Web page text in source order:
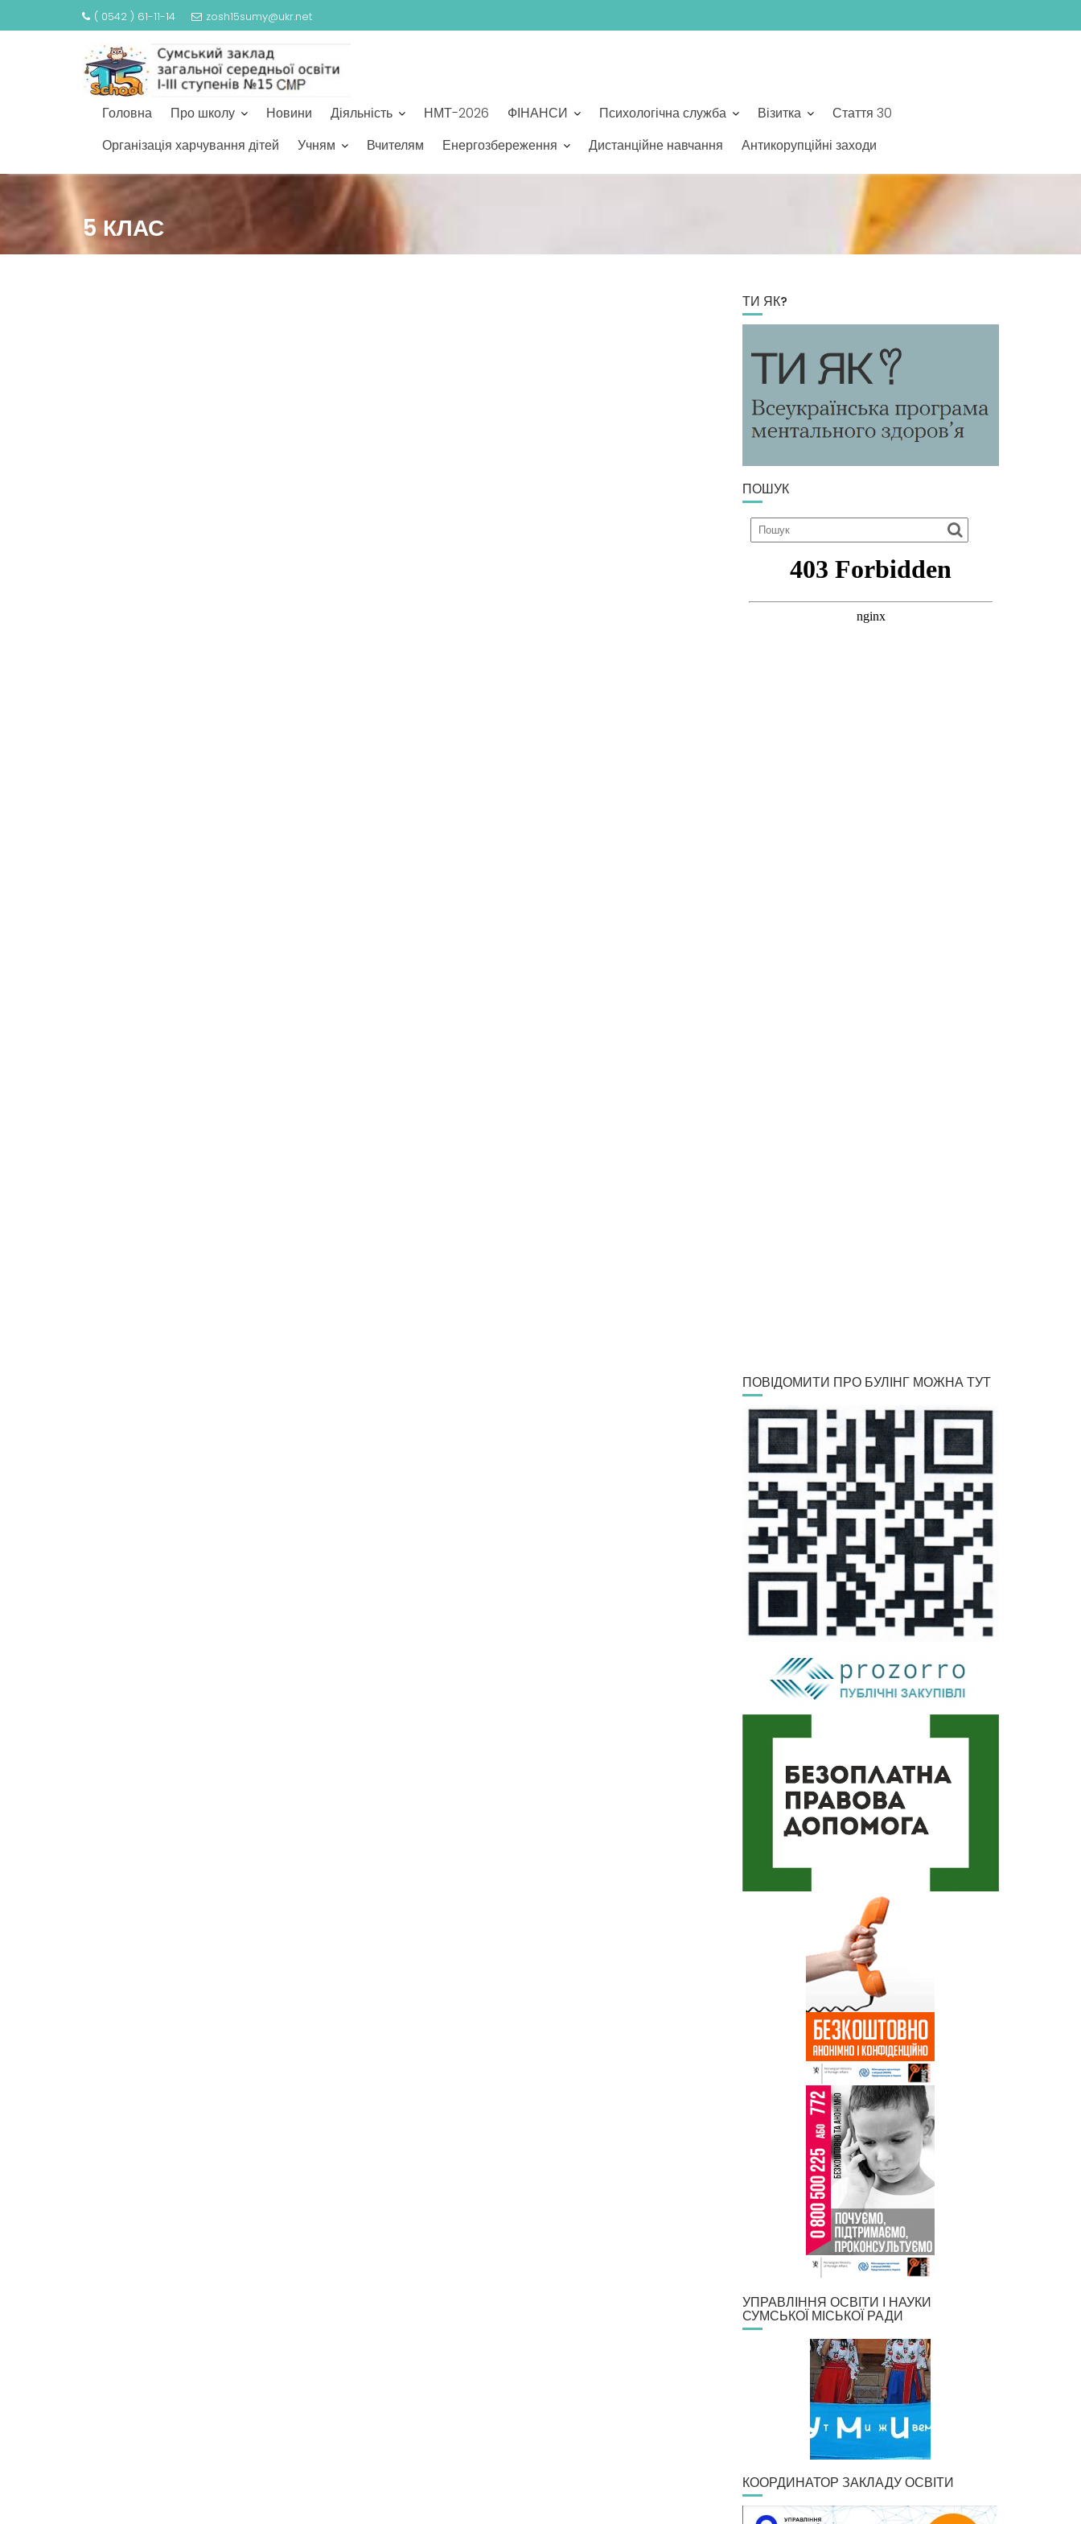
( 0542 ) 61-11-14 zosh15sumy@ukr.net
Головна Про школу Новини Діяльність НМТ-2026 ФІНАНСИ Психологічна служба Візитка
Стаття 30
Організація харчування дітей
Учням Вчителям Енергозбереження Дистанційне навчання Антикорупційні заходи
5 КЛАС
ТИ ЯК?
ПОШУК
ПОВІДОМИТИ ПРО БУЛІНГ МОЖНА ТУТ
УПРАВЛІННЯ ОСВІТИ І НАУКИ
СУМСЬКОЇ МІСЬКОЇ РАДИ
КООРДИНАТОР ЗАКЛАДУ ОСВІТИ